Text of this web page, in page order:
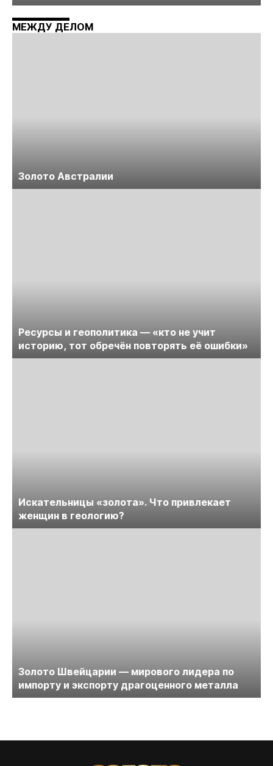
технологий «Недра России. Уголь России и
Майнинг»
МЕЖДУ ДЕЛОМ
Золото Австралии
Ресурсы и геополитика — «кто не учит
историю, тот обречён повторять её ошибки»
Искательницы «золота». Что привлекает
женщин в геологию?
Золото Швейцарии — мирового лидера по
импорту и экспорту драгоценного металла